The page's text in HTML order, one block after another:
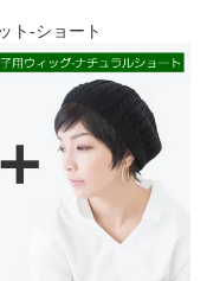
ト-ショート